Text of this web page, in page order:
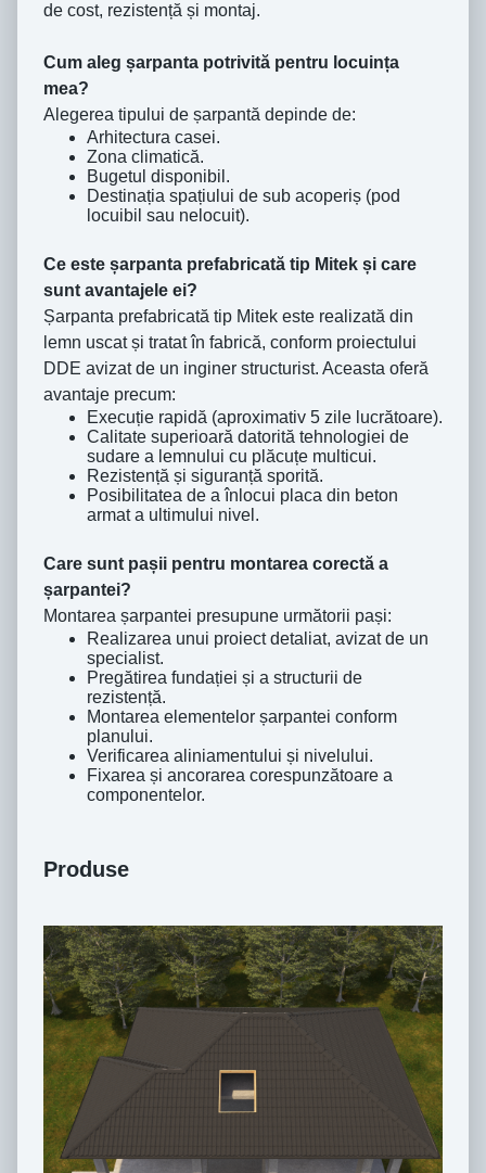
de cost, rezistență și montaj.
Cum aleg șarpanta potrivită pentru locuința
mea?
Alegerea tipului de șarpantă depinde de:
Arhitectura casei.
Zona climatică.
Bugetul disponibil.
Destinația spațiului de sub acoperiș (pod
locuibil sau nelocuit).
Ce este șarpanta prefabricată tip Mitek și care
sunt avantajele ei?
Șarpanta prefabricată tip Mitek este realizată din
lemn uscat și tratat în fabrică, conform proiectului
DDE avizat de un inginer structurist. Aceasta oferă
avantaje precum:
Execuție rapidă (aproximativ 5 zile lucrătoare).
Calitate superioară datorită tehnologiei de
sudare a lemnului cu plăcuțe multicui.
Rezistență și siguranță sporită.
Posibilitatea de a înlocui placa din beton
armat a ultimului nivel.
Care sunt pașii pentru montarea corectă a
șarpantei?
Montarea șarpantei presupune următorii pași:
Realizarea unui proiect detaliat, avizat de un
specialist.
Pregătirea fundației și a structurii de
rezistență.
Montarea elementelor șarpantei conform
planului.
Verificarea aliniamentului și nivelului.
Fixarea și ancorarea corespunzătoare a
componentelor.
Produse